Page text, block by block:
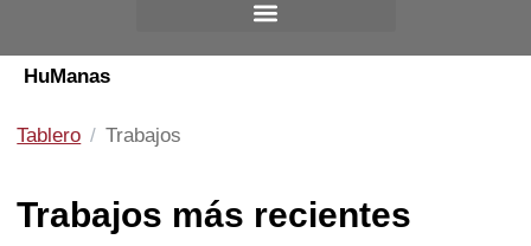
HuManas
Tablero Trabajos
Trabajos más recientes